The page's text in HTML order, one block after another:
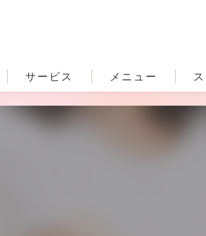
サービス メニュー